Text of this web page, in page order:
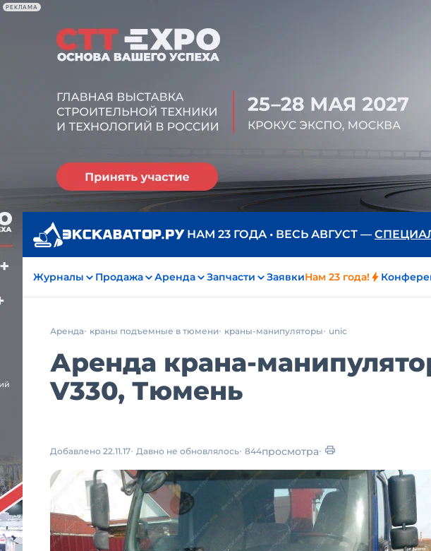
РЕКЛАМА
НАМ 23 ГОДА • ВЕСЬ АВГУСТ —
Журналы Продажа Аренда Запчасти ЗаявкиНам 23 года!
Аренда краны подъемные в тюмени краны-манипуляторы unic
Аренда крана-
V330, Тюмень
Добавлено 22.11.17 Давно не обновлялось 844просмотра